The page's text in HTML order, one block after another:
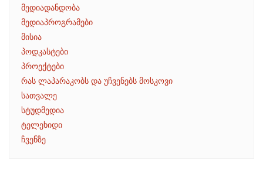
მედიადანდობა
მედიაპროგრამები
მისია
პოდკასტები
პროექტები
რას ლაპარაკობს და უჩვენებს მოსკოვი
სათვალე
სტუდმედია
ტელეხიდი
ჩვენზე